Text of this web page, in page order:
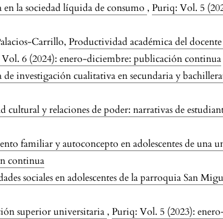
en la sociedad líquida de consumo ,Puriq: Vol. 5
Carrillo,Productividad académica del
6 (2024): enero-diciembre: publicación continua
investigación cualitativa en secundaria y
cultural y relaciones de poder: narrativas de
familiar y autoconcepto en adolescentes de una
continua
sociales en adolescentes de la parroquia San
superior universitaria ,Puriq: Vol. 5 (2023):